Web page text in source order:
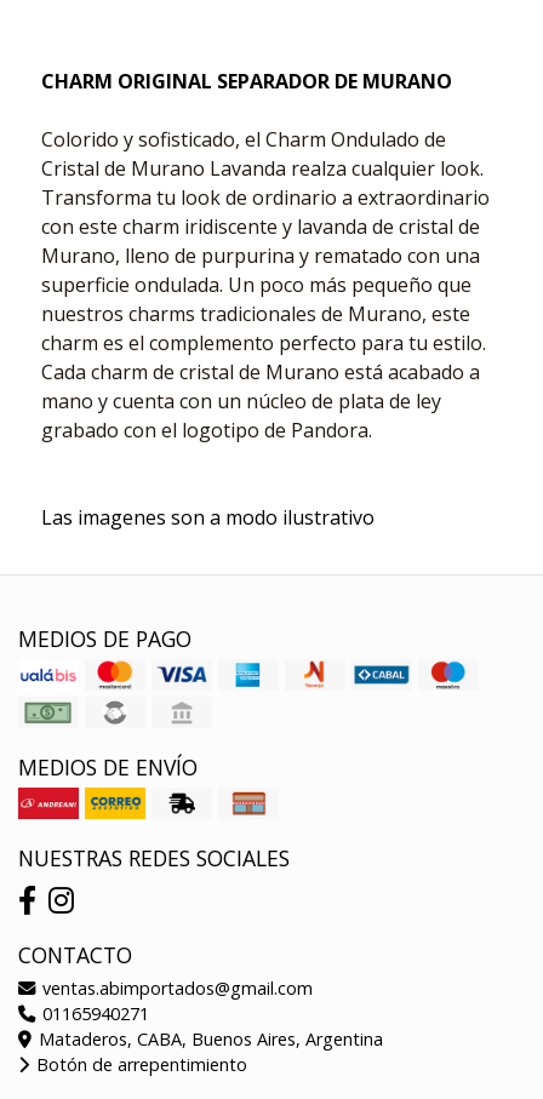
CHARM ORIGINAL SEPARADOR DE MURANO
Colorido y sofisticado, el Charm Ondulado de
Cristal de Murano Lavanda realza cualquier look.
Transforma tu look de ordinario a extraordinario
con este charm iridiscente y lavanda de cristal de
Murano, lleno de purpurina y rematado con una
superficie ondulada. Un poco más pequeño que
nuestros charms tradicionales de Murano, este
charm es el complemento perfecto para tu estilo.
Cada charm de cristal de Murano está acabado a
mano y cuenta con un núcleo de plata de ley
grabado con el logotipo de Pandora.
Las imagenes son a modo ilustrativo
MEDIOS DE PAGO
MEDIOS DE ENVÍO
NUESTRAS REDES SOCIALES
CONTACTO
ventas.abimportados@gmail.com
01165940271
Mataderos, CABA, Buenos Aires, Argentina
Botón de arrepentimiento